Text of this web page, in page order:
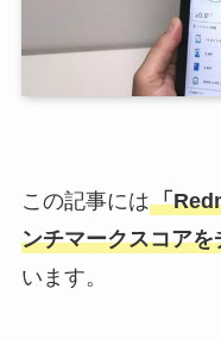
この記事には「
ンチマークスコア
います。